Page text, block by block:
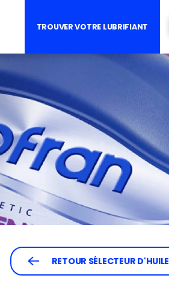
TROUVER VOTRE LUBRIFIANT
RETOUR SÉLECTEUR D'HUILE